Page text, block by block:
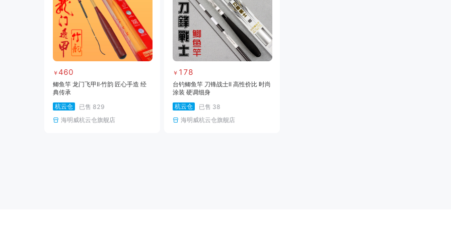
￥ 460
鲫鱼竿 龙门飞甲II·竹韵 匠心手造 经
典传承
杭云仓
已售 829
海明威杭云仓旗舰店
￥ 178
台钓鲫鱼竿 刀锋战士II 高性价比 时尚
涂装 硬调细身
杭云仓
已售 38
海明威杭云仓旗舰店